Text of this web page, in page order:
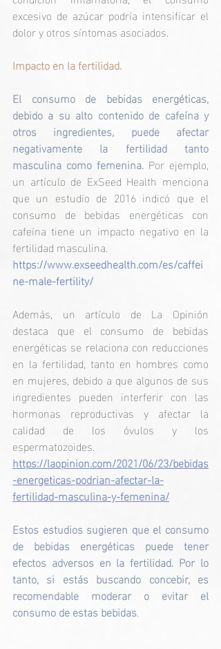
excesivo de azúcar podría intensificar el
dolor y otros síntomas asociados. ​
Impacto en la fertilidad.
El consumo de bebidas energéticas,
debido a su alto contenido de cafeína y
otros ingredientes, puede afectar
negativamente la fertilidad tanto
masculina como femenina. Por ejemplo,
un artículo de ExSeed Health menciona
que un estudio de 2016 indicó que el
consumo de bebidas energéticas con
cafeína tiene un impacto negativo en la
fertilidad masculina.
https://www.exseedhealth.com/es/caffei
ne-male-fertility/
Además, un artículo de La Opinión
destaca que el consumo de bebidas
energéticas se relaciona con reducciones
en la fertilidad, tanto en hombres como
en mujeres, debido a que algunos de sus
ingredientes pueden interferir con las
hormonas reproductivas y afectar la
calidad de los óvulos y los
espermatozoides. ​
https://laopinion.com/2021/06/23/bebidas
-energeticas-podrian-afectar-la-
fertilidad-masculina-y-femenina/
Estos estudios sugieren que el consumo
de bebidas energéticas puede tener
efectos adversos en la fertilidad. Por lo
tanto, si estás buscando concebir, es
recomendable moderar o evitar el
consumo de estas bebidas.​